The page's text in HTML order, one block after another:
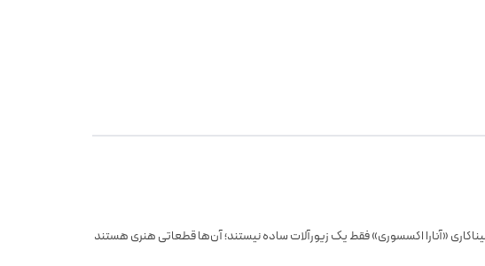
«آنارا اکسسوری» فقط یک زیورآلات ساده نیستند؛ آن‌ها قطعاتی هنری هستند که با دقت وظرافت